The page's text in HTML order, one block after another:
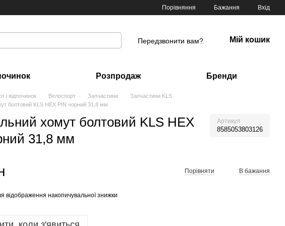
Порівняння Бажання Вхід
Передзвонити вам? Мій кошик
Розпродаж Бренди
і відпочинок Велоспорт Запчастини
Запчастини KLS
болтовий KLS HEX PIN чорний 31,8 мм
хомут болтовий KLS HEX
31,8 мм
Артикул
8585053803126
Порівняти В бажання
відображення накопичувальної знижки